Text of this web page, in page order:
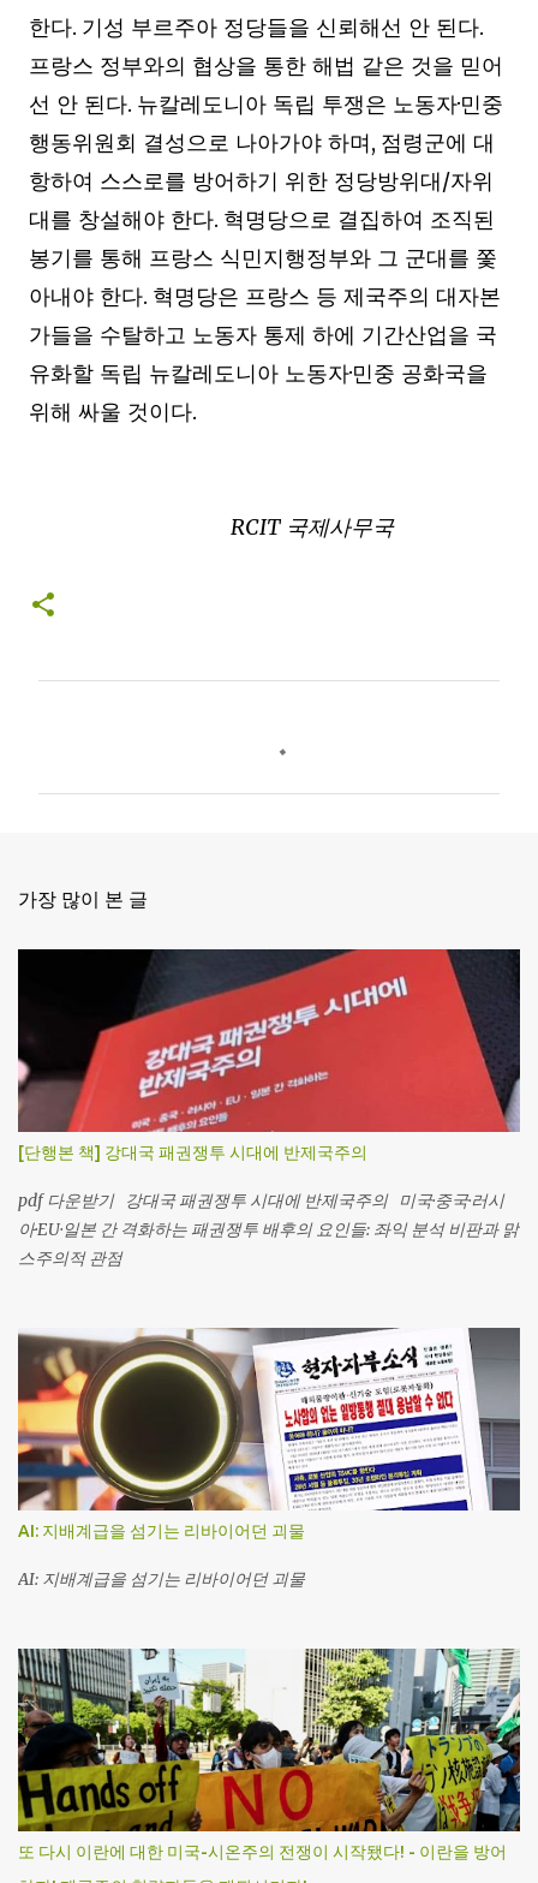
한다. 기성 부르주아 정당들을 신뢰해선 안 된다.
프랑스 정부와의 협상을 통한 해법 같은 것을 믿어
선 안 된다. 뉴칼레도니아 독립 투쟁은 노동자·민중
행동위원회 결성으로 나아가야 하며 , 점령군에 대
항하여 스스로를 방어하기 위한 정당방위대 /자위
대를 창설해야 한다. 혁명당으로 결집하여 조직된
봉기를 통해 프랑스 식민지행정부와 그 군대를 쫓
아내야 한다. 혁명당은 프랑스 등 제국주의 대자본
가들을 수탈하고 노동자 통제 하에 기간산업을 국
유화할 독립 뉴칼레도니아 노동자·민중 공화국을
위해 싸울 것이다.
RCIT 국제사무국
가장 많이 본 글
[단행본 책] 강대국 패권쟁투 시대에 반제국주의
pdf 다운받기 강대국 패권쟁투 시대에 반제국주의 미국·중국·러시
아·EU·일본 간 격화하는 패권쟁투 배후의 요인들: 좌익 분석 비판과 맑
스주의적 관점
AI: 지배계급을 섬기는 리바이어던 괴물
AI: 지배계급을 섬기는 리바이어던 괴물
또 다시 이란에 대한 미국-시온주의 전쟁이 시작됐다! - 이란을 방어